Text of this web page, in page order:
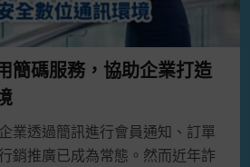
簡碼服務，協助企業打造
業透過簡訊進行會員通知、訂單
銷推廣已成為常態。然而近年詐